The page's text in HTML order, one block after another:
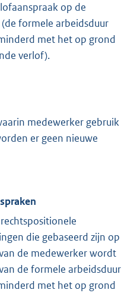
op de
formele arbeidsduur
met het op grond
verlof).
medewerker gebruik
er geen nieuwe
die gebaseerd zijn op
de medewerker wordt
de formele arbeidsduur
met het op grond